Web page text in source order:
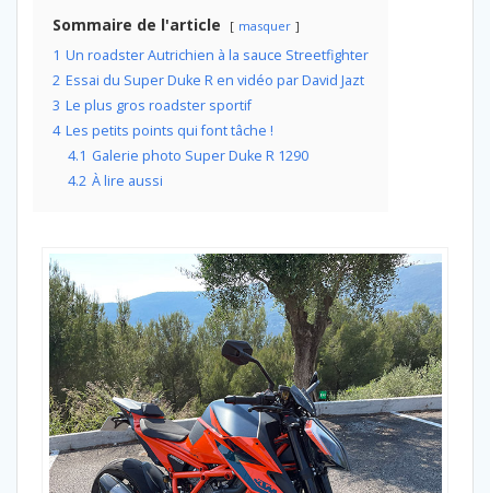
Sommaire de l'article masquer
1 Un roadster Autrichien à la sauce Streetfighter
2 Essai du Super Duke R en vidéo par David Jazt
3 Le plus gros roadster sportif
4 Les petits points qui font tâche !
4.1 Galerie photo Super Duke R 1290
4.2 À lire aussi